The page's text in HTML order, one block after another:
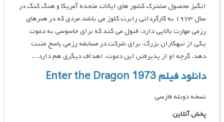
انگیز محصول مشترک کشور های ایالات متحده آمریکا و هنگ کنگ در
سال ۱۹۷۳ به کارگردانی رابرت کلوز می باشد.مردی که در هنرهای
رزمی مهارت بالایی دارد، قبول می کند که برای جاسوسی به دعوت
یکی از تبهکاران بزرگ، برای شرکت در مسابقه رزمی پاسخ مثبت
دهد. گرچه او از پذیرفتن این دعوت، اهداف دیگری هم دارد…
دانلود فیلم Enter the Dragon 1973
نسخه دوبله فارسی
پخش آنلاین